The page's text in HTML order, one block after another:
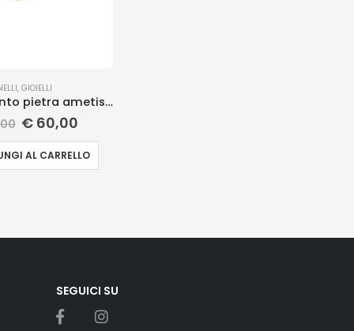
,GIOIELLI
Anello argento pietra ametista
€ 60,00
AL CARRELLO
SEGUICI SU